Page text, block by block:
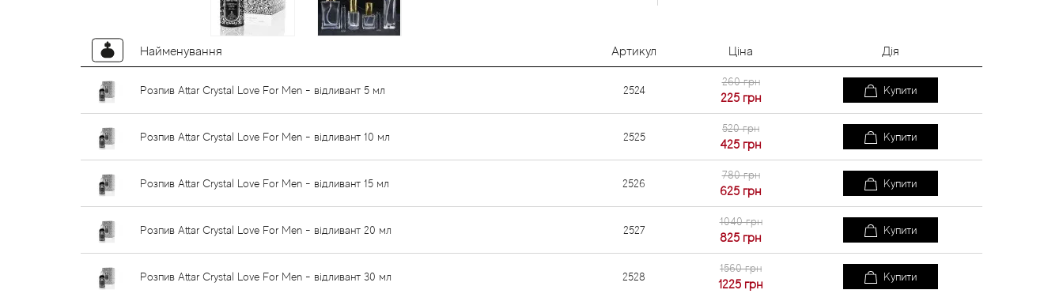
Найменування Артикул Ціна Дія
Розпив Attar Crystal Love For Men - відливант 5 мл 2524
260 грн
225 грн
Купити
Розпив Attar Crystal Love For Men - відливант 10 мл 2525
520 грн
425 грн
Купити
Розпив Attar Crystal Love For Men - відливант 15 мл 2526
780 грн
625 грн
Купити
Розпив Attar Crystal Love For Men - відливант 20 мл 2527
1040 грн
825 грн
Купити
Розпив Attar Crystal Love For Men - відливант 30 мл 2528
1560 грн
1225 грн
Купити